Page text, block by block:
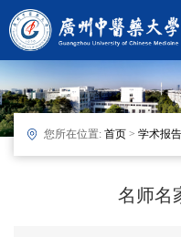
您所在位置: 首页 > 学术报告
名师名